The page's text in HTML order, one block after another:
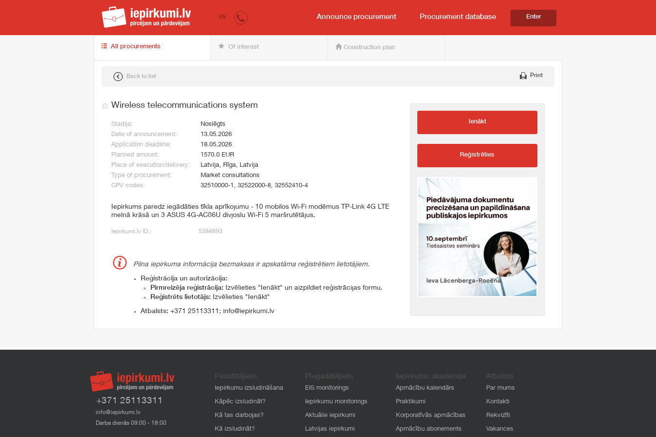
iepirkumi.lv for the buyer and seller
EN Announce procurement Procurement database Enter
All procurements Of interest Construction plan
Back to list Print
Wireless telecommunications system
Stadija:
Noslēgts
Date of announcement:
13.05.2026
Application deadline:
18.05.2026
Planned amount:
1570.0 EUR
Place of execution/delivery:
Latvija, Rīga, Latvija
Type of procurement:
Market consultations
CPV codes:
32510000-1, 32522000-8, 32552410-4
Iepirkums paredz iegādāties tīkla aprīkojumu - 10 mobilos Wi-Fi modēmus TP-Link 4G LTE
melnā krāsā un 3 ASUS 4G-AC86U divjoslu Wi-Fi 5 maršrutētājus.
Iepirkumi.lv ID : 5384693
Pilna iepirkuma informācija bezmaksas ir apskatāma reģistrētiem lietotājiem.
Reģistrācija un autorizācija:
Pirmreizēja reģistrācija: Izvēlieties "Ienākt" un aizpildiet reģistrācijas formu.
Reģistrēts lietotājs: Izvēlieties "Ienākt"
Atbalsts: +371 25113311 ; info@iepirkumi.lv
Ienākt
Reģistrēties
+371 25113311
info@iepirkumi.lv
Darba dienās 09:00 - 18:00
Pasūtītājiem
Iepirkumu izsludināšana
Kāpēc izsludināt?
Kā tas darbojas?
Kā izsludināt?
Piegādātājiem
EIS monitorings
Iepirkumu monitorings
Aktuālie iepirkumi
Latvijas iepirkumi
Iepirkumu akadēmija
Apmācību kalendārs
Praktikumi
Korporatīvās apmācības
Apmācību abonements
Atbalsts
Par mums
Kontakti
Rekvizīti
Vakances